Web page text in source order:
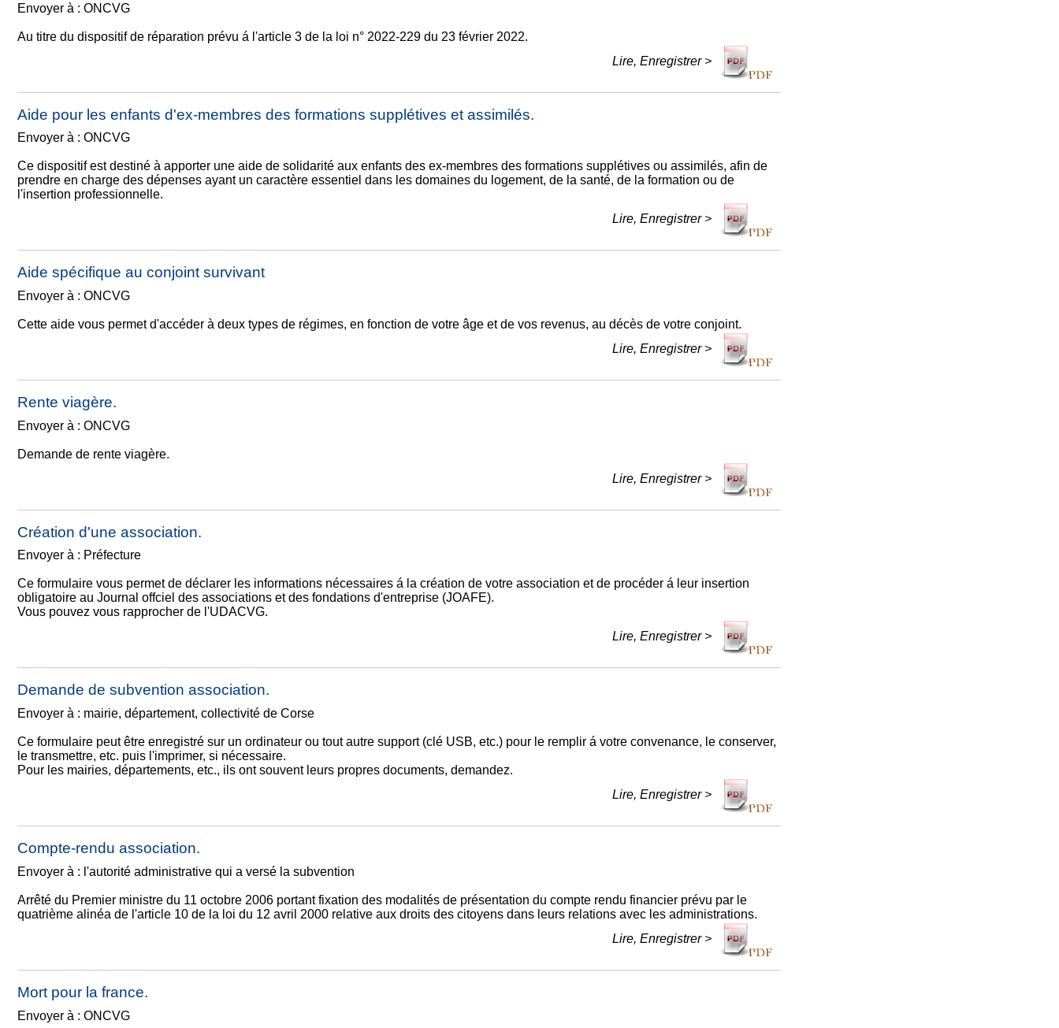
Envoyer à : ONCVG
Au titre du dispositif de réparation prévu á l'article 3 de la loi n° 2022-229 du 23 février 2022.
Lire, Enregistrer >
Aide pour les enfants d'ex-membres des formations supplétives et assimilés.
Envoyer à : ONCVG
Ce dispositif est destiné à apporter une aide de solidarité aux enfants des ex-membres des formations supplétives ou assimilés, afin de
prendre en charge des dépenses ayant un caractère essentiel dans les domaines du logement, de la santé, de la formation ou de
l'insertion professionnelle.
Lire, Enregistrer >
Aide spécifique au conjoint survivant
Envoyer à : ONCVG
Cette aide vous permet d'accéder à deux types de régimes, en fonction de votre âge et de vos revenus, au décès de votre conjoint.
Lire, Enregistrer >
Rente viagère.
Envoyer à : ONCVG
Demande de rente viagère.
Lire, Enregistrer >
Création d'une association.
Envoyer à : Préfecture
Ce formulaire vous permet de déclarer les informations nécessaires á la création de votre association et de procéder á leur insertion
obligatoire au Journal offciel des associations et des fondations d'entreprise (JOAFE).
Vous pouvez vous rapprocher de l'UDACVG.
Lire, Enregistrer >
Demande de subvention association.
Envoyer à : mairie, département, collectivité de Corse
Ce formulaire peut être enregistré sur un ordinateur ou tout autre support (clé USB, etc.) pour le remplir á votre convenance, le conserver,
le transmettre, etc. puis l'imprimer, si nécessaire.
Pour les mairies, départements, etc., ils ont souvent leurs propres documents, demandez.
Lire, Enregistrer >
Compte-rendu association.
Envoyer à : l'autorité administrative qui a versé la subvention
Arrêté du Premier ministre du 11 octobre 2006 portant fixation des modalités de présentation du compte rendu financier prévu par le
quatrième alinéa de l'article 10 de la loi du 12 avril 2000 relative aux droits des citoyens dans leurs relations avec les administrations.
Lire, Enregistrer >
Mort pour la france.
Envoyer à : ONCVG